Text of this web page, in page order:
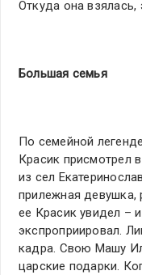
Откуда она
Большая семья
По семейной
Красик присмотрел
из сел
прилежная девушка,
ее Красик увидел –
экспроприировал.
кадра. Свою Машу
царские подарки.